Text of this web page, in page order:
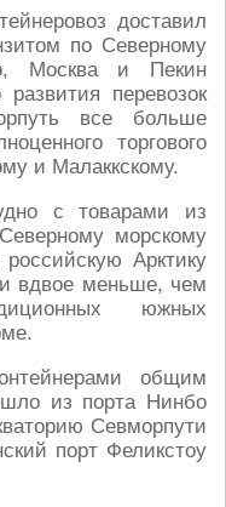
доставил
по Северному
Москва и Пекин
перевозок
все больше
торгового
и Малаккскому.
с товарами из
морскому
Арктику
вдвое меньше, чем
южных
общим
из порта Нинбо
Севморпути
порт Феликстоу